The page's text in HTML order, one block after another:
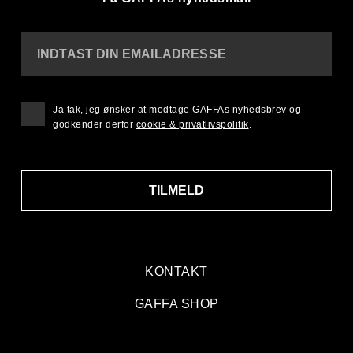
KONTAKT
GAFFA SHOP
INDTAST DIN EMAILADRESSE
TILMELD
Ja tak, jeg ønsker at modtage GAFFAs nyhedsbrev og
godkender derfor cookie & privatlivspolitik.